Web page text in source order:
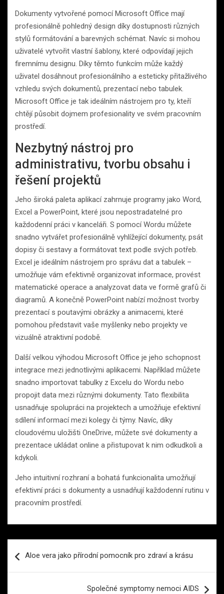
Dokumenty vytvořené pomocí Microsoft Office mají
profesionálně pohledný design díky dostupnosti různých
stylů formátování a barevných schémat. Navíc si mohou
uživatelé vytvořit vlastní šablony, které odpovídají jejich
firemnímu designu. Díky těmto funkcím může každý
uživatel dosáhnout profesionálního a esteticky přitažlivého
vzhledu svých dokumentů, prezentací nebo tabulek.
Microsoft Office je tak ideálním nástrojem pro ty, kteří
chtějí působit dojmem profesionality ve svém pracovním
prostředí.
Nezbytný nástroj pro
administrativu, tvorbu obsahu i
řešení projektů
Jeho široká paleta aplikací zahrnuje programy jako Word,
Excel a PowerPoint, které jsou nepostradatelné pro
každodenní práci v kanceláři. S pomocí Wordu můžete
snadno vytvářet profesionálně vyhlížející dokumenty, psát
dopisy či sestavy a formátovat text podle svých potřeb.
Excel je ideálním nástrojem pro správu dat a tabulek –
umožňuje vám efektivně organizovat informace, provést
matematické operace a analyzovat data ve formě grafů či
diagramů. A konečně PowerPoint nabízí možnost tvorby
prezentací s poutavými obrázky a animacemi, které
pomohou představit vaše myšlenky nebo projekty ve
vizuálně atraktivní podobě.
Další velkou výhodou Microsoft Office je jeho schopnost
integrace mezi jednotlivými aplikacemi. Například můžete
snadno importovat tabulky z Excelu do Wordu nebo
propojit data mezi různými dokumenty. Tato flexibilita
usnadňuje spolupráci na projektech a umožňuje efektivní
sdílení informací mezi kolegy či týmy. Navíc, díky
cloudovému uložišti OneDrive, můžete své dokumenty a
prezentace ukládat online a přistupovat k nim odkudkoli a
kdykoli.
Jeho intuitivní rozhraní a bohatá funkcionalita umožňují
efektivní práci s dokumenty a usnadňují každodenní rutinu v
pracovním prostředí.
proAloe vera jako přírodní pomocník pro zdraví a krásu
Společné symptomy nemoci AIDS